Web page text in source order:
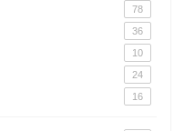
78
36
10
24
16